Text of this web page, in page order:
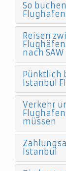
So
Reisen
nach SAW
Pünktlich
Istanbul
Verkehr
müssen
Istanbul